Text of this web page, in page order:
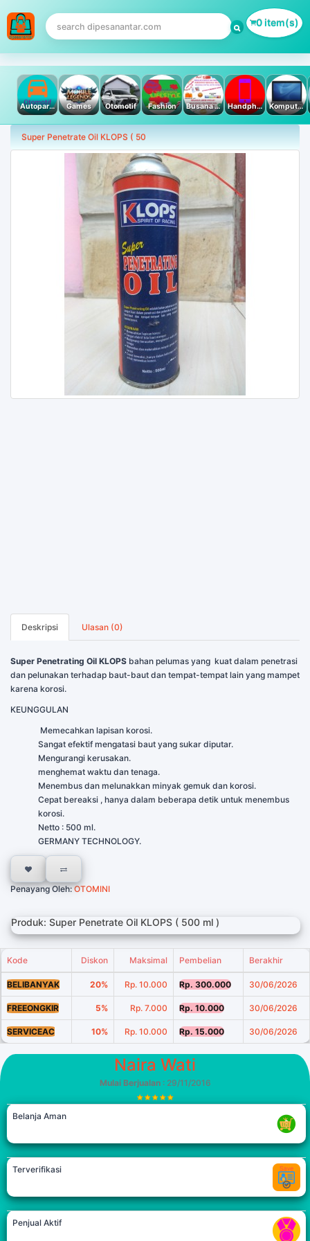
0 item(s)
Autoparts Games Otomotif Fashion Busana Muslim Handphone & Tablet Komputer PC & Laptop
Super Penetrate Oil KLOPS ( 50
Deskripsi Ulasan (0)
Super Penetrating Oil KLOPS bahan pelumas yang kuat dalam penetrasi
dan pelunakan terhadap baut-baut dan tempat-tempat lain yang mampet
karena korosi.
KEUNGGULAN
Memecahkan lapisan korosi.
Sangat efektif mengatasi baut yang sukar diputar.
Mengurangi kerusakan.
menghemat waktu dan tenaga.
Menembus dan melunakkan minyak gemuk dan korosi.
Cepat bereaksi , hanya dalam beberapa detik untuk menembus
korosi.
Netto : 500 ml.
GERMANY TECHNOLOGY.
Penayang Oleh:OTOMINI
Produk: Super Penetrate Oil KLOPS ( 500 ml )
Kode Diskon Maksimal Pembelian Berakhir
BELIBANYAK 20% Rp. 10.000 Rp. 300.000 30/06/2026
FREEONGKIR 5% Rp. 7.000 Rp. 10.000 30/06/2026
SERVICEAC 10% Rp. 10.000 Rp. 15.000 30/06/2026
Naira Wati
Mulai Berjualan: 29/11/2016
Belanja Aman
Terverifikasi
Penjual Aktif